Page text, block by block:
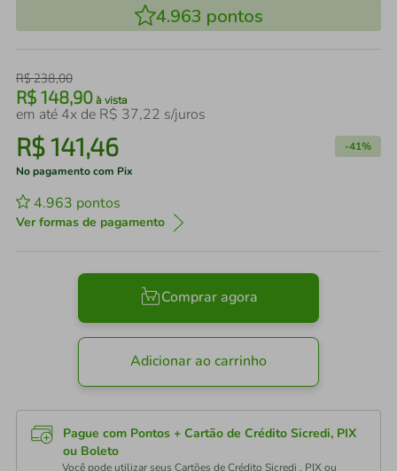
4.963 pontos
R$238,00
R$ 148,90 à vista
em até 4x de R$ 37,22 s/juros
R$141,46 -41%
No pagamento com Pix
4.963 pontos
Ver formas de pagamento
Comprar agora
Adicionar ao carrinho
Pague com Pontos + Cartão de Crédito Sicredi, PIX
ou Boleto
Você pode utilizar seus Cartões de Crédito Sicredi , PIX ou